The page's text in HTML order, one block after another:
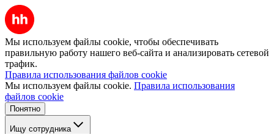
Мы используем файлы cookie, чтобы обеспечивать
правильную работу нашего веб-сайта и анализировать сетевой
трафик.
Правила использования файлов cookie
Мы используем файлы cookie. Правила использования
файлов cookie
Понятно
Ищу сотрудника